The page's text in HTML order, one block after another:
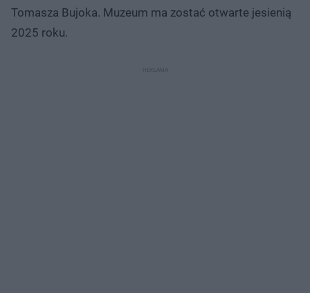
Tomasza Bujoka. Muzeum ma zostać otwarte jesienią
2025 roku.